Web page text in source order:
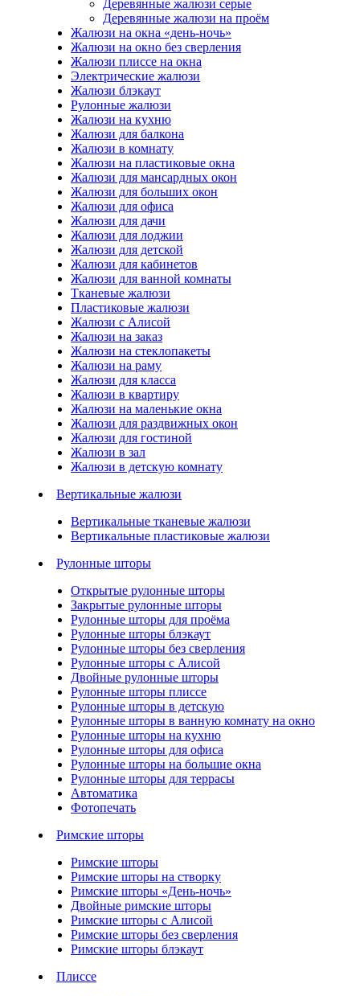
Деревянные жалюзи серые
Деревянные жалюзи на проём
Жалюзи на окна «день-ночь»
Жалюзи на окно без сверления
Жалюзи плиссе на окна
Электрические жалюзи
Жалюзи блэкаут
Рулонные жалюзи
Жалюзи на кухню
Жалюзи для балкона
Жалюзи в комнату
Жалюзи на пластиковые окна
Жалюзи для мансардных окон
Жалюзи для больших окон
Жалюзи для офиса
Жалюзи для дачи
Жалюзи для лоджии
Жалюзи для детской
Жалюзи для кабинетов
Жалюзи для ванной комнаты
Тканевые жалюзи
Пластиковые жалюзи
Жалюзи с Алисой
Жалюзи на заказ
Жалюзи на стеклопакеты
Жалюзи на раму
Жалюзи для класса
Жалюзи в квартиру
Жалюзи на маленькие окна
Жалюзи для раздвижных окон
Жалюзи для гостиной
Жалюзи в зал
Жалюзи в детскую комнату
Вертикальные жалюзи
Вертикальные тканевые жалюзи
Вертикальные пластиковые жалюзи
Рулонные шторы
Открытые рулонные шторы
Закрытые рулонные шторы
Рулонные шторы для проёма
Рулонные шторы блэкаут
Рулонные шторы без сверления
Рулонные шторы с Алисой
Двойные рулонные шторы
Рулонные шторы плиссе
Рулонные шторы в детскую
Рулонные шторы в ванную комнату на окно
Рулонные шторы на кухню
Рулонные шторы для офиса
Рулонные шторы на большие окна
Рулонные шторы для террасы
Автоматика
Фотопечать
Римские шторы
Римские шторы
Римские шторы на створку
Римские шторы «День-ночь»
Двойные римские шторы
Римские шторы с Алисой
Римские шторы без сверления
Римские шторы блэкаут
Плиссе